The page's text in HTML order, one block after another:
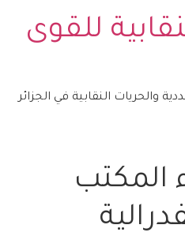
للقوى
والحريات النقابية في الجزائر
المكتب